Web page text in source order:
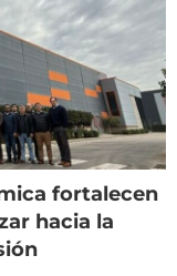
fortalecen
hacia la